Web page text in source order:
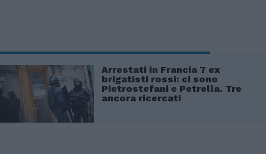
Arrestati in Francia 7 ex
brigatisti rossi: ci sono
Pietrostefani e Petrella. Tre
ancora ricercati